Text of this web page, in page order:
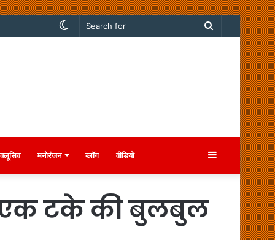
Search
Switch
मनोरंजन ब्लॉग वीडियो Sidebar
टके की बुलबुल